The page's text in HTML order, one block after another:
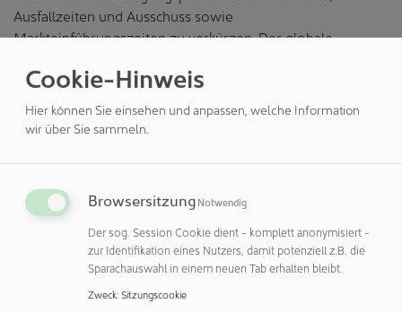
Ausfallzeiten und Ausschuss sowie
Markteinführungszeiten zu verkürzen. Der globale
Spectris agiert in vier Geschäftsfeldern, welche die
bedienen: Materialanalyse, Test und Messtechnik, Inline-
Die Unternehmenskultur ist ebenso wichtig, wie die
Technologien, die die Führungskräfte und Techniker
entwickeln. Ganz egal, ob es um den Umgang mit den
Kunden, den Mitarbeitern oder den Technologien geht –
Particle Measuring Systems engagiert sich für
Cookie-Hinweis
Hier können Sie einsehen und anpassen, welche Information
wir über Sie sammeln.
Browsersitzung Notwendig
Der sog. Session Cookie dient - komplett anonymisiert -
zur Identifikation eines Nutzers, damit potenziell z.B. die
Sparachauswahl in einem neuen Tab erhalten bleibt.
Zweck: Sitzungscookie